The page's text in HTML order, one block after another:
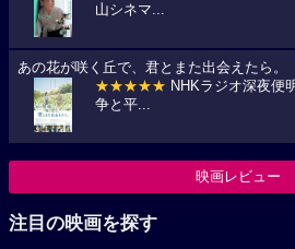
山シネマ...
あの花が咲く丘で、君とまた出会えたら。
★★★★★ NHKラジオ深夜便
争と平...
映画レビュー
注目の映画を探す